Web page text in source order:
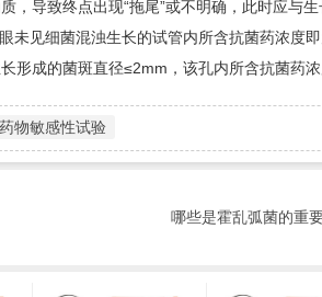
导致终点出现“拖尾”或不明确，此时应与
见细菌混浊生长的试管内所含抗菌药浓度
成的菌斑直径≤2mm，该孔内所含抗菌药浓
药物敏感性试验
哪些是霍乱弧菌的重